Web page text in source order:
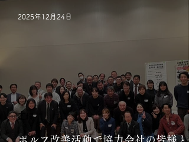
ポルフ改善活動で協力会社の皆様と
工場
2025年12月24日